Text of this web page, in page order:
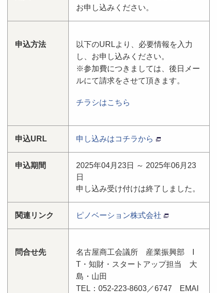
お申し込みください。
申込方法
以下のURLより、必要情報を入力
し、お申し込みください。
※参加費につきましては、後日メー
ルにて請求をさせて頂きます。
チラシはこちら
申込URL 申し込みはコチラから
申込期間
2025年04月23日 ～ 2025年06月23
日
申し込み受け付けは終了しました。
関連リンク ピノベーション株式会社
問合せ先
名古屋商工会議所 産業振興部 I
T・知財・スタートアップ担当 大
島・山田
TEL：052-223-8603／6747 EMAI